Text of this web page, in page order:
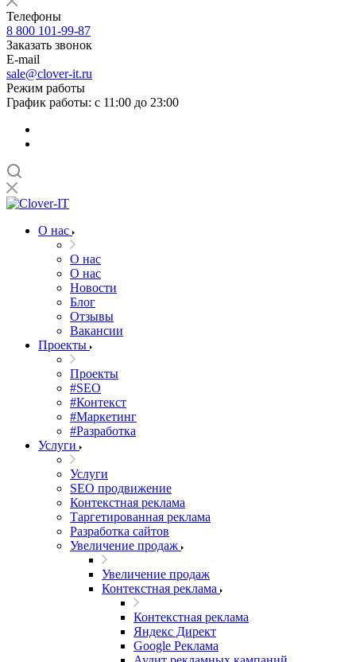
Телефоны
8 800 101-99-87
Заказать звонок
E-mail
sale@clover-it.ru
Режим работы
График работы: с 11:00 до 23:00
О нас
О нас
О нас
Новости
Блог
Отзывы
Вакансии
Проекты
Проекты
#SEO
#Контекст
#Маркетинг
#Разработка
Услуги
Услуги
SEO продвижение
Контекстная реклама
Таргетированная реклама
Разработка сайтов
Увеличение продаж
Увеличение продаж
Контекстная реклама
Контекстная реклама
Яндекс Директ
Google Реклама